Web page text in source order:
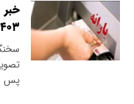
خبر
پس